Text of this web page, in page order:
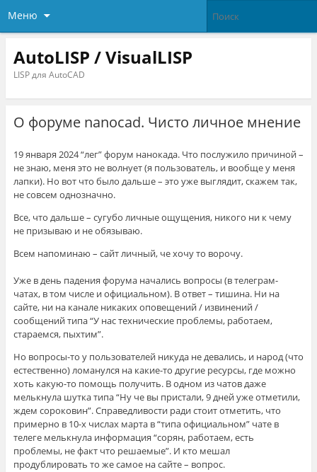
Меню
AutoLISP / VisualLISP
LISP для AutoCAD
О форуме nanocad. Чисто личное мнение
19 января 2024 “лег” форум нанокада. Что послужило причиной –
не знаю, меня это не волнует (я пользователь, и вообще у меня
лапки). Но вот что было дальше – это уже выглядит, скажем так,
не совсем однозначно.
Все, что дальше – сугубо личные ощущения, никого ни к чему
не призываю и не обязываю.
Всем напоминаю – сайт личный, че хочу то ворочу.
Уже в день падения форума начались вопросы (в телеграм-
чатах, в том числе и официальном). В ответ – тишина. Ни на
сайте, ни на канале никаких оповещений / извинений /
сообщений типа “У нас технические проблемы, работаем,
стараемся, пыхтим”.
Но вопросы-то у пользователей никуда не девались, и народ (что
естественно) ломанулся на какие-то другие ресурсы, где можно
хоть какую-то помощь получить. В одном из чатов даже
мелькнула шутка типа “Ну че вы пристали, 9 дней уже отметили,
ждем сороковин”. Справедливости ради стоит отметить, что
примерно в 10-х числах марта в “типа официальном” чате в
телеге мелькнула информация “сорян, работаем, есть
проблемы, не факт что решаемые”. И кто мешал
продублировать то же самое на сайте – вопрос.